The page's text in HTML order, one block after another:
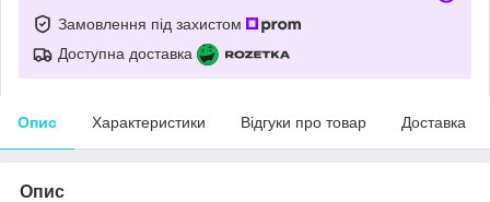
Замовлення під захистом
Доступна доставка
Опис Характеристики Відгуки про товар Доставка
Опис